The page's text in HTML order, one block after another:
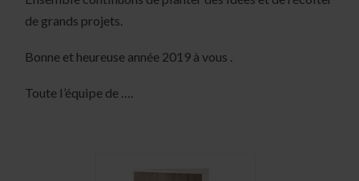
de grands projets.
Bonne et heureuse année 2019 à vous .
Toute l’équipe de ….